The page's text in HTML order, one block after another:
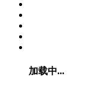
加载中...